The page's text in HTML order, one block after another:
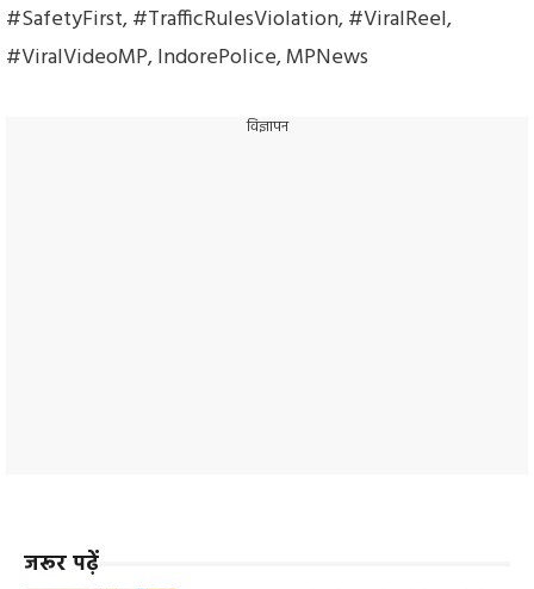
#SafetyFirst,#TrafficRulesViolation,#ViralReel,
#ViralVideoMP,IndorePolice,MPNews
विज्ञापन
जरूर पढ़ें